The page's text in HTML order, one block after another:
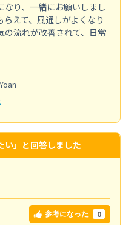
り、一緒にお願いしまし
えて、風通しがよくなり
流れが改善されて、日常
い」と回答しました
参考になった 0